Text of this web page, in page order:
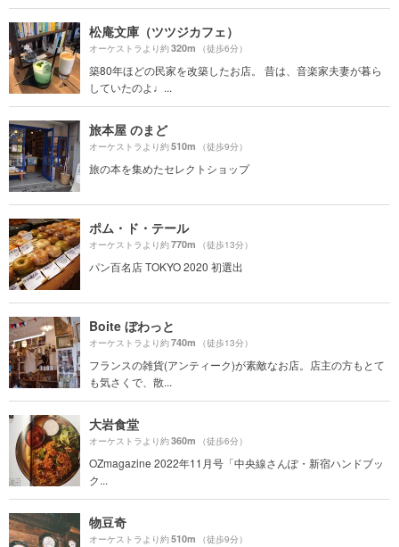
松庵文庫（ツツジカフェ）
オーケストラより約320m （徒歩6分）
築80年ほどの民家を改築したお店。 昔は、音楽家夫妻が暮ら
していたのよ♩...
旅本屋 のまど
オーケストラより約510m （徒歩9分）
旅の本を集めたセレクトショップ
ポム・ド・テール
オーケストラより約770m （徒歩13分）
パン百名店 TOKYO 2020 初選出
Boite ぼわっと
オーケストラより約740m （徒歩13分）
フランスの雑貨(アンティーク)が素敵なお店。店主の方もとて
も気さくで、散...
大岩食堂
オーケストラより約360m （徒歩6分）
OZmagazine 2022年11月号「中央線さんぽ・新宿ハンドブッ
ク...
物豆奇
オーケストラより約510m （徒歩9分）